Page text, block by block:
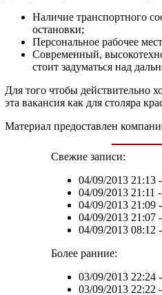
Наличие транспортного
остановки;
Персональное рабочее
Современный,
стоит задуматься над
Для того чтобы действительно
эта вакансия как для столяра
Материал предоставлен
Свежие записи:
04/09/2013 21:13-
04/09/2013 21:11 -
04/09/2013 21:09-
04/09/2013 21:07-
04/09/2013 08:12 -
Более ранние:
03/09/2013 22:24-
03/09/2013 22:22 -